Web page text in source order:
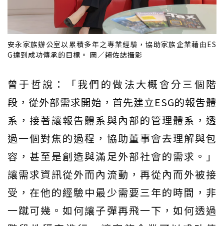
安永家族辦公室以累積多年之專業經驗，協助家族企業藉由ES
G達到成功傳承的目標。 圖／賴佐誌攝影
曾于哲說：「我們的做法大概會分三個階
段，從外部需求開始，首先建立ESG的報吿體
系，接著讓報告體系與內部的管理體系，透
過一個對焦的過程，協助董事會去理解與包
容，甚至是創造與滿足外部社會的需求。」
讓需求資訊從外而內流動，再從內而外被接
受，在他的經驗中最少需要三年的時間，非
一蹴可幾。如何讓子彈再飛一下，如何透過